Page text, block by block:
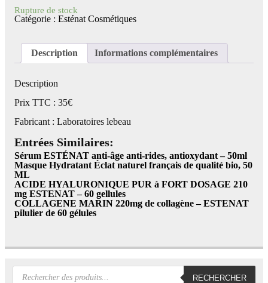
Rupture de stock
Catégorie : Esténat Cosmétiques
Description Informations complémentaires
Description
Prix TTC : 35€
Fabricant : Laboratoires lebeau
Entrées Similaires:
Sérum ESTÉNAT anti-âge anti-rides, antioxydant – 50ml
Masque Hydratant Éclat naturel français de qualité bio, 50
ML
ACIDE HYALURONIQUE PUR à FORT DOSAGE 210
mg ESTENAT – 60 gellules
COLLAGENE MARIN 220mg de collagène – ESTENAT
pilulier de 60 gélules
Recherche
RECHERCHER